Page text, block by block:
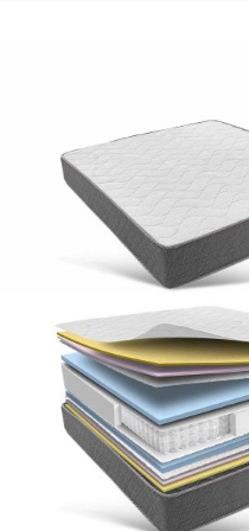
transpirable que favorece
– Núcleo Open Cell de
densidad que otorga
resistencia al colchón.
– Pequeña capa de
Soft de densidad media-
– Independencia de lechos.
movimientos de la pareja.
– Tratamiento anti-ácaros
la proliferación de ácaros,
– Hipoalergénico.
específicamente para
reacciones alérgicas.
– Anatómico. Sus
forma correcta al cuerpo
una buena postura vertebral.